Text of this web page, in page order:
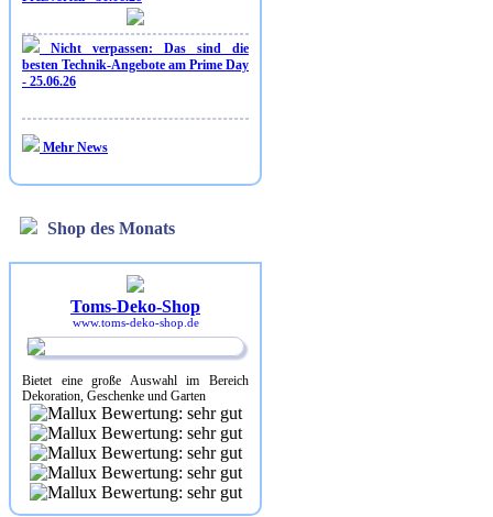
Nicht verpassen: Das sind die
besten Technik-Angebote am Prime Day
- 25.06.26
Mehr News
Shop des Monats
Toms-Deko-Shop
www.toms-deko-shop.de
Bietet eine große Auswahl im Bereich
Dekoration, Geschenke und Garten